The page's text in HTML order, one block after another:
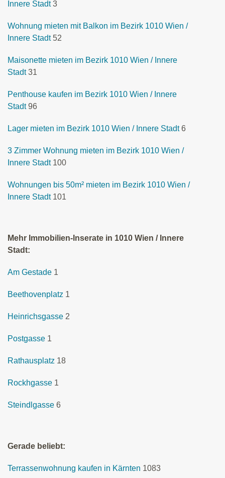
Innere Stadt 3
Wohnung mieten mit Balkon im Bezirk 1010 Wien /
Innere Stadt 52
Maisonette mieten im Bezirk 1010 Wien / Innere
Stadt 31
Penthouse kaufen im Bezirk 1010 Wien / Innere
Stadt 96
Lager mieten im Bezirk 1010 Wien / Innere Stadt 6
3 Zimmer Wohnung mieten im Bezirk 1010 Wien /
Innere Stadt 100
Wohnungen bis 50m² mieten im Bezirk 1010 Wien /
Innere Stadt 101
Mehr Immobilien-Inserate in 1010 Wien / Innere
Stadt:
Am Gestade 1
Beethovenplatz 1
Heinrichsgasse 2
Postgasse 1
Rathausplatz 18
Rockhgasse 1
Steindlgasse 6
Gerade beliebt:
Terrassenwohnung kaufen in Kärnten 1083